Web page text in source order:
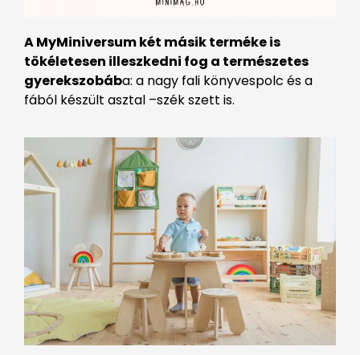
A MyMiniversum két másik terméke is
tökéletesen illeszkedni fog a természetes
gyerekszobába: a nagy fali könyvespolc és a
fából készült asztal –szék szett is.